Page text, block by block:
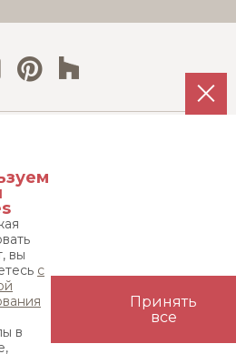
Андропова д. 22,
15 этаж
вы
с
в
Принять
все